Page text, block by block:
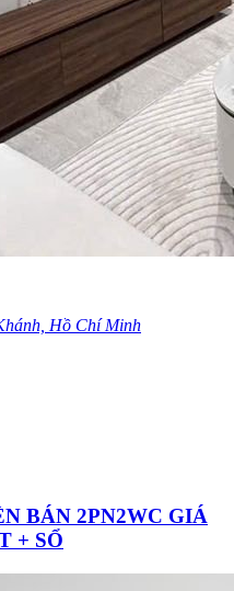
Hồ Chí Minh
BÁN 2PN2WC GIÁ
+ SỔ